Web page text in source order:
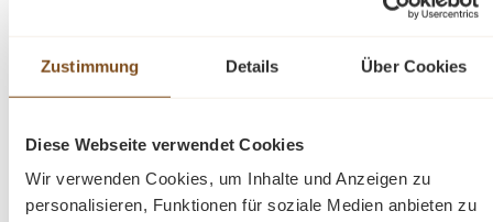
Zustimmung Details Über Cookies
Diese Webseite verwendet Cookies
Wir verwenden Cookies, um Inhalte und Anzeigen zu
personalisieren, Funktionen für soziale Medien anbieten zu
Farbe: weiß
Massivholz
6 - Schiebetüren
Soft Close